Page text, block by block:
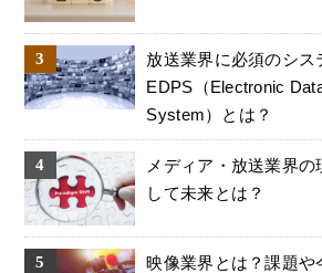
放送業界に必須のシス
EDPS（Electronic
System）とは？
メディア・放送業界
して未来とは？
映像業界とは？課題や